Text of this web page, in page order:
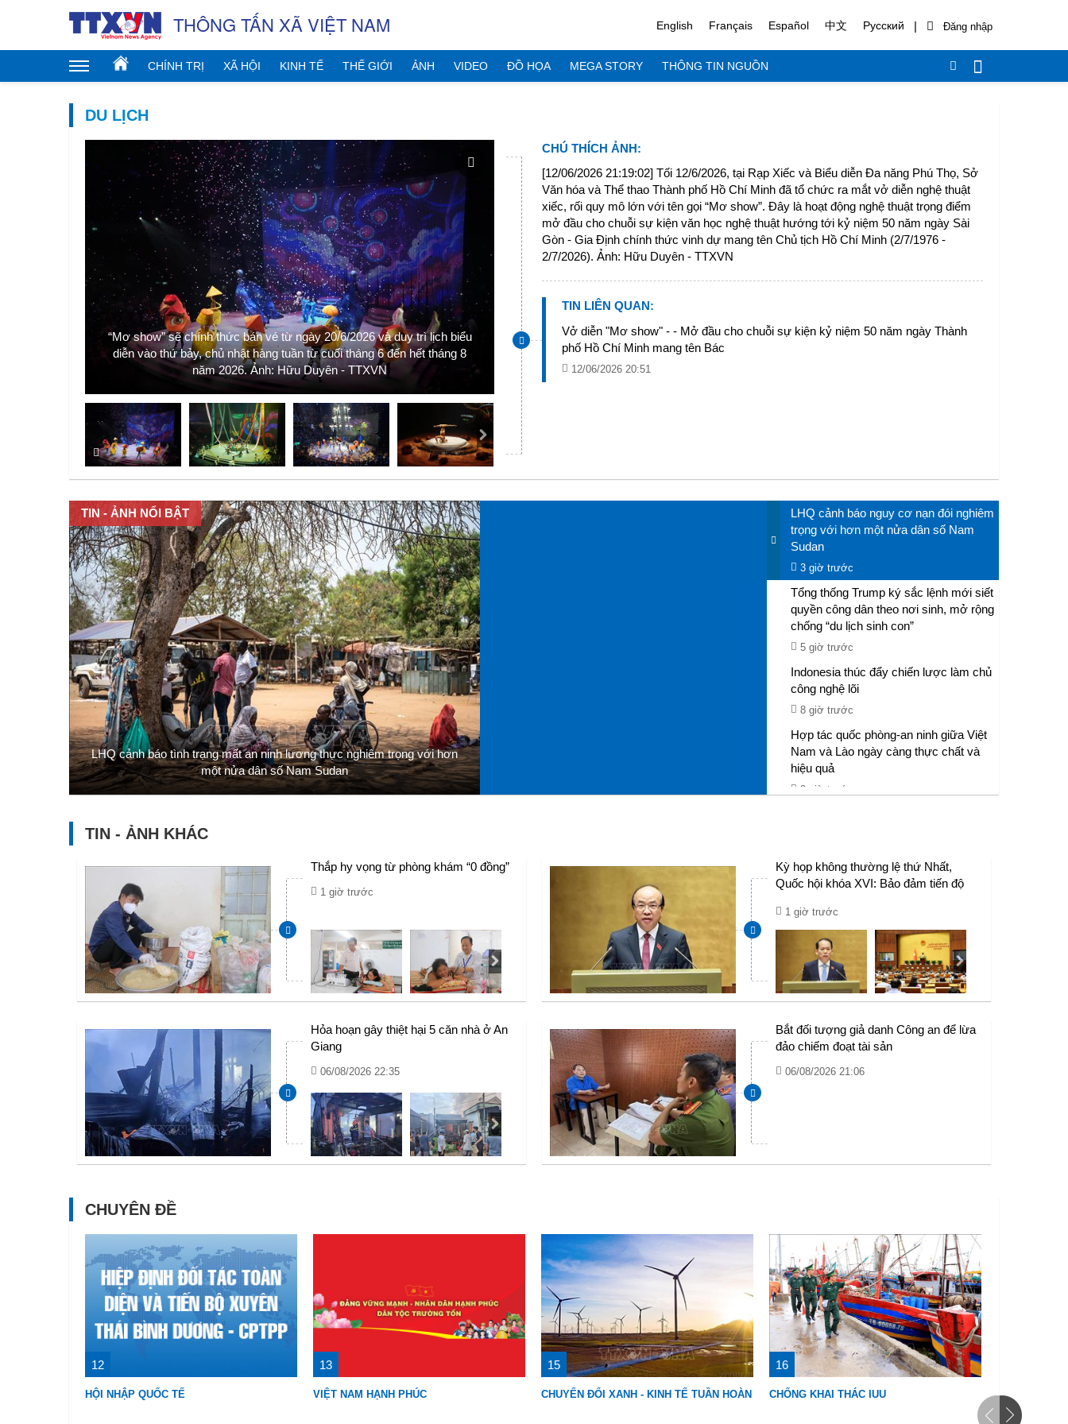
THÔNG TẤN XÃ VIỆT NAM English Français Español 中文 Русский |
CHÍNH TRỊ XÃ HỘI KINH TẾ THẾ GIỚI ẢNH VIDEO ĐỒ HỌA MEGA STORY THÔNG TIN NGUỒN
DU LỊCH
“Mơ show” sẽ chính thức bán vé từ ngày 20/6/2026 và duy trì lịch biểu
diễn vào thứ bảy, chủ nhật hàng tuần từ cuối tháng 6 đến hết tháng 8
năm 2026. Ảnh: Hữu Duyên - TTXVN
Với thời lượng hơn 60 phút, “Mơ show” kể về hành trình trưởng thành
của một đứa trẻ từ những cảm nhận đầu tiên về ánh sáng, màu sắc, sự
sống cho đến khi khám phá, gọi tên các cung bậc cảm xúc của mình.
Ảnh: Hữu Duyên - TTXVN
“Mơ show” là một chương
CHÚ THÍCH ẢNH:
[12/06/2026 21:19:02] Tối 12/6/2026, tại Rạp Xiếc và Biểu diễn Đa năng Phú Thọ, Sở
Văn hóa và Thể thao Thành phố Hồ Chí Minh đã tổ chức ra mắt vở diễn nghệ thuật
xiếc, rối quy mô lớn với tên gọi “Mơ show”. Đây là hoạt động nghệ thuật trọng điểm
mở đầu cho chuỗi sự kiện văn học nghệ thuật hướng tới kỷ niệm 50 năm ngày Sài
Gòn - Gia Định chính thức vinh dự mang tên Chủ tịch Hồ Chí Minh (2/7/1976 -
2/7/2026). Ảnh: Hữu Duyên - TTXVN
TIN LIÊN QUAN:
Vở diễn "Mơ show" - - Mở đầu cho chuỗi sự kiện kỷ niệm 50 năm ngày Thành
phố Hồ Chí Minh mang tên Bác
12/06/2026 20:51
TIN - ẢNH NỔI BẬT
LHQ cảnh báo tình trạng mất an ninh lương thực nghiêm trọng với hơn
một nửa dân số Nam Sudan
LHQ cảnh báo nguy cơ nạn đói nghiêm
trọng với hơn một nửa dân số Nam
Sudan
3 giờ trước
Tổng thống Trump ký sắc lệnh mới siết
quyền công dân theo nơi sinh, mở rộng
chống “du lịch sinh con”
5 giờ trước
Indonesia thúc đẩy chiến lược làm chủ
công nghệ lõi
8 giờ trước
Hợp tác quốc phòng-an ninh giữa Việt
Nam và Lào ngày càng thực chất và
hiệu quả
9 giờ trước
9 giờ trước
TIN - ẢNH KHÁC
Thắp hy vọng từ phòng khám “0 đồng”
1 giờ trước
Kỳ họp không thường lệ thứ Nhất,
Quốc hội khóa XVI: Bảo đảm tiến độ
APEC 2027
1 giờ trước
Hỏa hoạn gây thiệt hại 5 căn nhà ở An
Giang
06/08/2026 22:35
Bắt đối tượng giả danh Công an để lừa
đảo chiếm đoạt tài sản
06/08/2026 21:06
CHUYÊN ĐỀ
12
HỘI NHẬP QUỐC TẾ
13
VIỆT NAM HẠNH PHÚC
15
CHUYỂN ĐỔI XANH - KINH TẾ TUẦN HOÀN
16
CHỐNG KHAI THÁC IUU VÌ MỘT VIỆT